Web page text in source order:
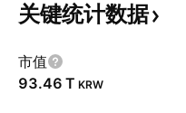
关键统计数据
市值
‪93.46 T‬ KRW